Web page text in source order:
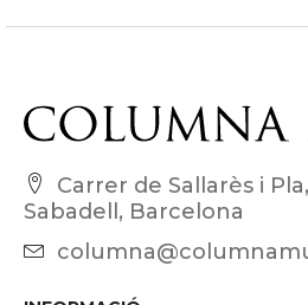
Carrer de Sallarès i
Sabadell, Barcelona